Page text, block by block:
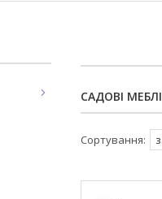
САДОВІ МЕБЛІ